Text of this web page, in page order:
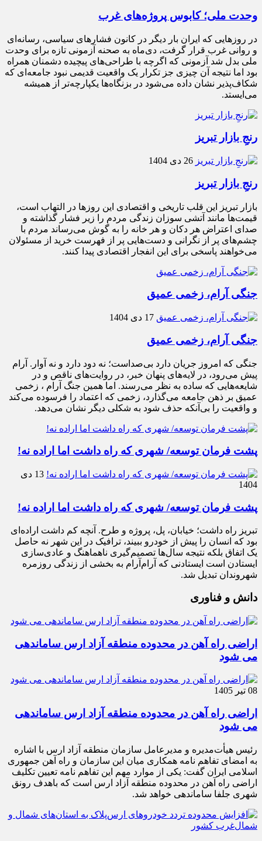
وحدت ملی؛ کابوس پروژه‌های غرب
در روزهایی که ایران بار دیگر در کانون فشارهای سیاسی، رسانه‌ای
و روانی غرب قرار گرفت، دی‌ماه به صحنه آزمونی تازه برای وحدت
ملی بدل شد آزمونی که اگرچه با طراحی‌های پیچیده دشمنان همراه
بود اما نتیجه آن چیزی جز تکرار یک واقعیت قدیمی نبود جامعه‌ای که
شکاف‌پذیر نشان داده می‌شود در بزنگاه‌ها یکپارچه‌تر از همیشه
می‌ایستد.
رنجِ بازار تبریز
26 دی 1404
رنجِ بازار تبریز
بازار تبریز این قلب تاریخی و اقتصادی این روزها در التهاب است،
قیمت‌ها مانند آتشی سوزان زندگی مردم را زیر فشار گذاشته و
صدای اعتراض هر دکان و هر خانه را به گوش می‌رساند مردم با
چشم‌های پر از نگرانی و دست‌هایی پر از فهرست خرید از مسئولان
می‌خواهند پاسخی برای این انفجار اقتصادی پیدا کنند.
جنگی آرام، زخمی عمیق
17 دی 1404
جنگی آرام، زخمی عمیق
جنگی که امروز جریان دارد بی‌صداست؛ نه دود دارد و نه آوار. آرام
پیش می‌رود، در لایه‌های پنهان خبر، در روایت‌های ناقص و در
شایعه‌هایی که ساده به نظر می‌رسند. اما همین جنگ آرام ، زخمی
عمیق بر ذهن جامعه می‌گذارد، زخمی که اعتماد را فرسوده می‌کند
و واقعیت را بی‌آنکه حذف شود به شکلی دیگر نشان می‌دهد.
پشت فرمان توسعه/ شهری که راه داشت اما اراده نه!
13 دی
1404
پشت فرمان توسعه/ شهری که راه داشت اما اراده نه!
تبریز راه داشت؛ خیابان، پل، پروژه و طرح. آنچه کم داشت اراده‌ای
بود که انسان را پیش از خودرو ببیند، ترافیک در این شهر نه حاصل
یک اتفاق بلکه نتیجه سال‌ها تصمیم‌گیری ناهماهنگ و عادی‌سازی
ایستادن است ایستادنی که آرام‌آرام به بخشی از زندگی روزمره
شهروندان تبدیل شد.
دانش و فناوری
اراضی راه آهن در محدوده منطقه آزاد ارس ساماندهی
می شود
08 تیر 1405
اراضی راه آهن در محدوده منطقه آزاد ارس ساماندهی
می شود
رئیس هیأت‌مدیره و مدیرعامل سازمان منطقه آزاد ارس با اشاره
به امضای تفاهم نامه همکاری میان این سازمان و راه آهن جمهوری
اسلامی ایران گفت: یکی از موارد مهم این تفاهم نامه تعیین تکلیف
اراضی راه آهن در محدوده منطقه آزاد ارس است که باهدف رونق
شهری جلفا ساماندهی خواهد شد.